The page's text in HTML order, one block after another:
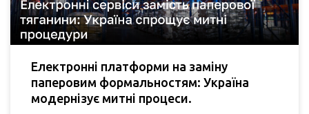
Електронні платформи на заміну
паперовим формальностям: Україна
модернізує митні процеси.